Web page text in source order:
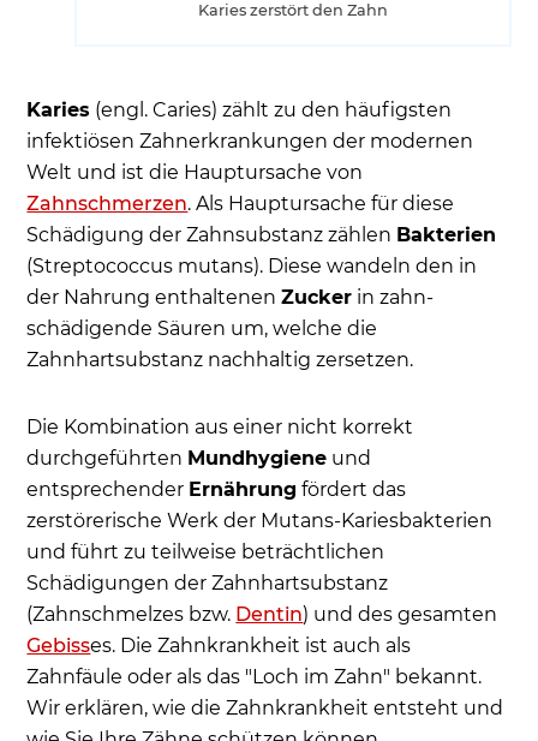
Karies zerstört den Zahn
Karies (engl. Caries) zählt zu den häufigsten
infektiösen Zahnerkrankungen der modernen
Welt und ist die Hauptursache von
Zahnschmerzen. Als Hauptursache für diese
Schädigung der Zahnsubstanz zählen Bakterien
(Streptococcus mutans). Diese wandeln den in
der Nahrung enthaltenenZucker in zahn­
schädigende Säuren um, welche die
Zahnhartsubstanz nachhaltig zersetzen.
Die Kombination aus einer nicht korrekt
durchgeführten Mundhygiene und
entsprechender Ernährung fördert das
zerstörerische Werk der Mutans-Kariesbakterien
und führt zu teilweise beträchtlichen
Schädigungen der Zahnhartsubstanz
(Zahnschmelzes bzw. Dentin) und des gesamten
Gebisses. Die Zahnkrankheit ist auch als
Zahnfäule oder als das "Loch im Zahn" bekannt.
Wir erklären, wie die Zahnkrankheit entsteht und